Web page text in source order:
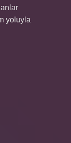
yoluyla